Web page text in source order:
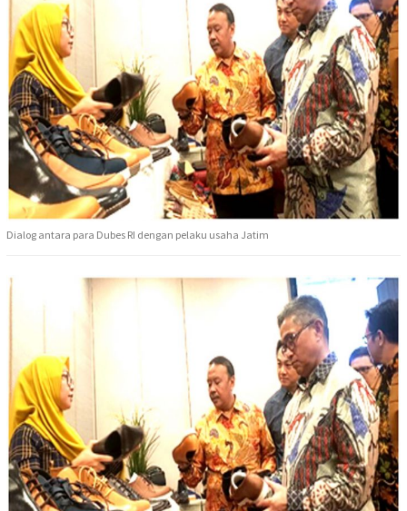
Dialog antara para Dubes RI dengan pelaku usaha Jatim